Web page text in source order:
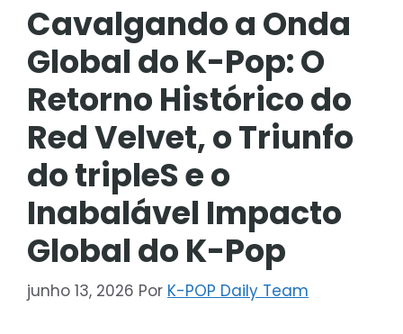
Cavalgando a Onda
Global do K-Pop: O
Retorno Histórico do
Red Velvet, o Triunfo
do tripleS e o
Inabalável Impacto
Global do K-Pop
junho 13, 2026 Por K-POP Daily Team